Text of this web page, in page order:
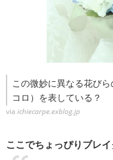
この微妙に異なる花び
コロ）を表している？
via ichiecarpe.exblog.jp
ここでちょっぴりブレ